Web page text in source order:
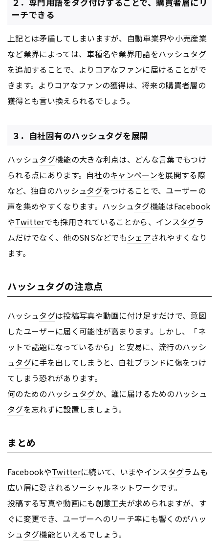
ーチできる
上記とは矛盾してしまいますが、自動車業界や小売産業
など業界によっては、車種名や業界用語をハッシュタグ
を追加することで、よりコアなファンに届けることがで
きます。よりコアなファンの獲得は、将来の購買者層の
獲得とも言い換えられるでしょう。
３．自社固有のハッシュタグを展開
ハッシュタグ機能の大きな利点は、どんな言葉でもつけ
られる点にあります。自社のキャンペーンを展開する際
など、独自のハッシュタグをつけることで、ユーザーの
声を集めやすくなります。ハッシュタグ機能はFacebook
やTwitterでも採用されていることから、インスタグラ
ムだけでなく、他のSNSなどでもシェアされやすくなり
ます。
ハッシュタグの注意点
ハッシュタグは投稿写真や動画に付け足すだけで、意図
したユーザーに届く可能性が高まります。しかし、「ネ
ットで話題になっているから」と安易に、流行のハッシ
ュタグに手を出してしまうと、自社ブランドに傷をつけ
てしまう恐れがあります。
何のためのハッシュタグか、誰に届けるためのハッシュ
タグを忘れずに設置しましょう。
まとめ
FacebookやTwitterに続いて、いまやインスタグラムも
広い層に愛されるソーシャルネットワークです。
投稿する写真や動画にも創意工夫が求められますが、す
ぐに変更でき、ユーザーへのリーチ率にも響くのがハッ
シュタグ機能といえるでしょう。